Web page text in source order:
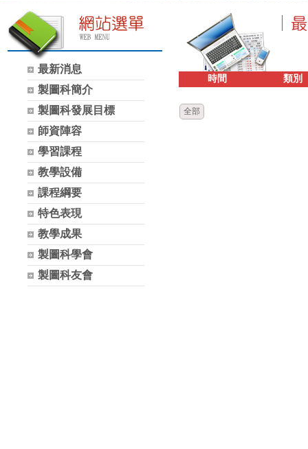
最新消息
製圖科簡介
製圖科發展目標
師資陣容
學習課程
教學設備
課程綱要
特色表現
教學成果
製圖科學會
製圖科友會
時間 類別
全部